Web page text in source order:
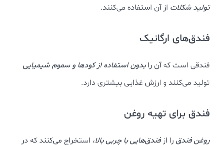
تولید شکلات از آن استفاده می‌کنند.
فندق‌های ارگانیک
فندقی است که آن رابدون استفاده از کودها و سموم شیمیایی
تولید می‌کنند و ارزش غذایی بیشتری دارد.
فندق برای تهیه روغن
روغن فندق را از فندق‌هایی با چربی بالا، استخراج می‌کنند که در